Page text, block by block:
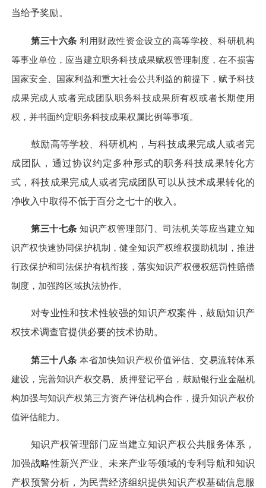
当给予奖励。
第三十六条 利用财政性资金设立的高等学校、科研机构
等事业单位，应当建立职务科技成果赋权管理制度，在不损害
国家安全、国家利益和重大社会公共利益的前提下，赋予科技
成果完成人或者完成团队职务科技成果所有权或者长期使用
权，并书面约定职务科技成果权属比例等事项。
鼓励高等学校、科研机构，与科技成果完成人或者完
成团队，通过协议约定多种形式的职务科技成果转化方
式，科技成果完成人或者完成团队可以从技术成果转化的
净收入中取得不低于百分之七十的收入。
第三十七条 知识产权管理部门、司法机关等应当建立知
识产权快速协同保护机制，健全知识产权维权援助机制，推进
行政保护和司法保护有机衔接，落实知识产权侵权惩罚性赔偿
制度，加强跨区域执法协作。
对专业性和技术性较强的知识产权案件，鼓励知识产
权技术调查官提供必要的技术协助。
第三十八条 本省加快知识产权价值评估、交易流转体系
建设，完善知识产权交易、质押登记平台，鼓励银行业金融机
构加强与知识产权第三方资产评估机构合作，提升知识产权价
值评估能力。
知识产权管理部门应当建立知识产权公共服务体系，
加强战略性新兴产业、未来产业等领域的专利导航和知识
产权预警分析，为民营经济组织提供知识产权基础信息服